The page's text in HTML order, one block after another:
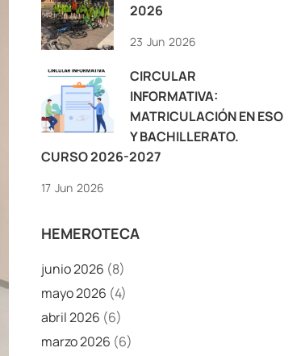
2026
23 Jun 2026
CIRCULAR
INFORMATIVA:
MATRICULACIÓN EN ESO
Y BACHILLERATO.
CURSO 2026-2027
17 Jun 2026
HEMEROTECA
junio 2026 (8)
mayo 2026 (4)
abril 2026 (6)
marzo 2026 (6)